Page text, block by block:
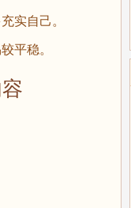
实自己。
平稳。